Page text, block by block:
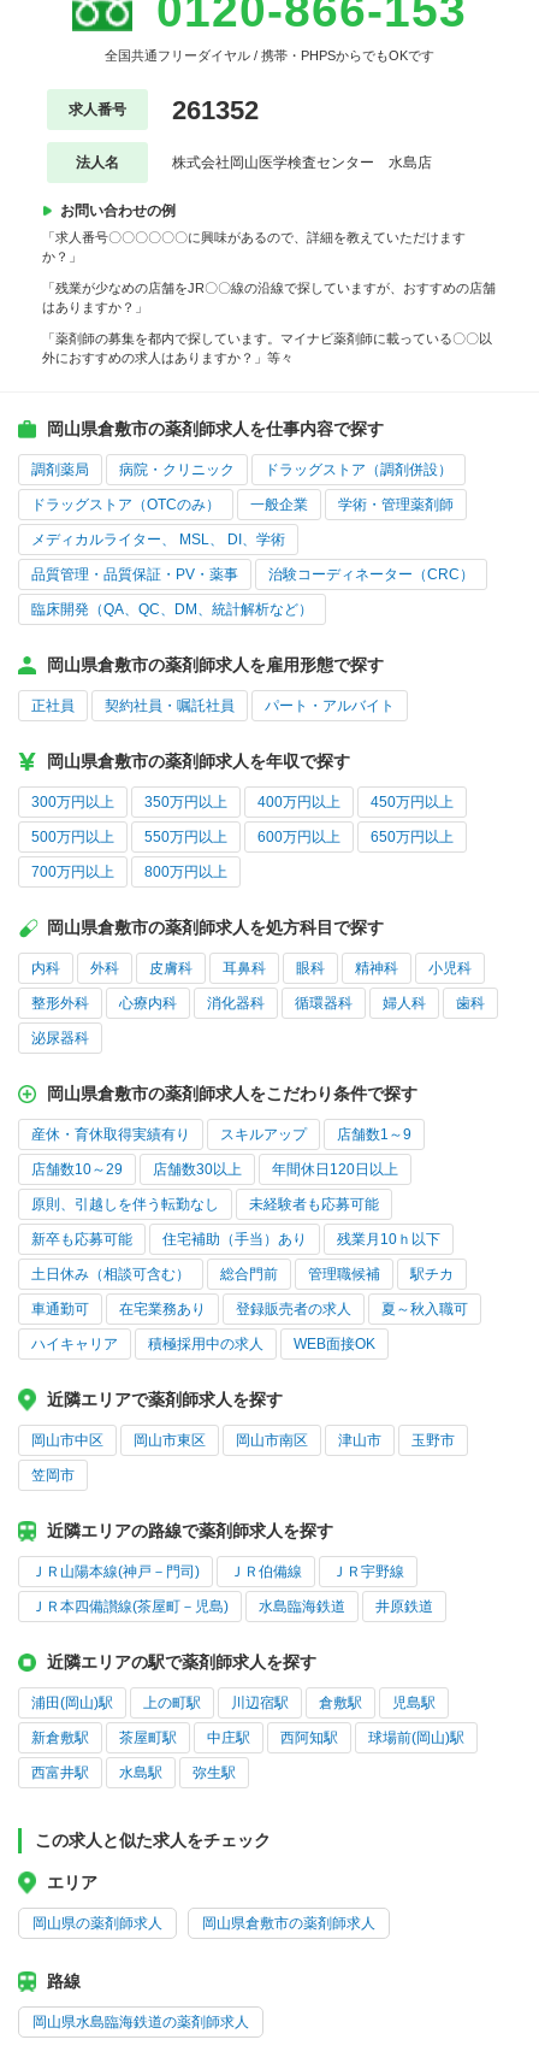
0120-866-153
全国共通フリーダイヤル / 携帯・PHPSからでもOKです
求人番号 261352
法人名 株式会社岡山医学検査センター 水島店
お問い合わせの例
「求人番号〇〇〇〇〇〇に興味があるので、詳細を教えていただけます
か？」
「残業が少なめの店舗をJR〇〇線の沿線で探していますが、おすすめの店舗
はありますか？」
「薬剤師の募集を都内で探しています。マイナビ薬剤師に載っている〇〇以
外におすすめの求人はありますか？」等々
岡山県倉敷市の薬剤師求人を仕事内容で探す
調剤薬局 病院・クリニック ドラッグストア（調剤併設）
ドラッグストア（OTCのみ） 一般企業 学術・管理薬剤師
メディカルライター、 MSL、 DI、学術
品質管理・品質保証・PV・薬事 治験コーディネーター（CRC）
臨床開発（QA、QC、DM、統計解析など）
岡山県倉敷市の薬剤師求人を雇用形態で探す
正社員 契約社員・嘱託社員 パート・アルバイト
岡山県倉敷市の薬剤師求人を年収で探す
300万円以上 350万円以上 400万円以上 450万円以上
500万円以上 550万円以上 600万円以上 650万円以上
700万円以上 800万円以上
岡山県倉敷市の薬剤師求人を処方科目で探す
内科 外科 皮膚科 耳鼻科 眼科 精神科 小児科
整形外科 心療内科 消化器科 循環器科 婦人科 歯科
泌尿器科
岡山県倉敷市の薬剤師求人をこだわり条件で探す
産休・育休取得実績有り スキルアップ 店舗数1～9
店舗数10～29 店舗数30以上 年間休日120日以上
原則、引越しを伴う転勤なし 未経験者も応募可能
新卒も応募可能 住宅補助（手当）あり 残業月10ｈ以下
土日休み（相談可含む） 総合門前 管理職候補 駅チカ
車通勤可 在宅業務あり 登録販売者の求人 夏～秋入職可
ハイキャリア 積極採用中の求人 WEB面接OK
近隣エリアで薬剤師求人を探す
岡山市中区 岡山市東区 岡山市南区 津山市 玉野市
笠岡市
近隣エリアの路線で薬剤師求人を探す
ＪＲ山陽本線(神戸－門司) ＪＲ伯備線 ＪＲ宇野線
ＪＲ本四備讃線(茶屋町－児島) 水島臨海鉄道 井原鉄道
近隣エリアの駅で薬剤師求人を探す
浦田(岡山)駅 上の町駅 川辺宿駅 倉敷駅 児島駅
新倉敷駅 茶屋町駅 中庄駅 西阿知駅 球場前(岡山)駅
西富井駅 水島駅 弥生駅
この求人と似た求人をチェック
エリア
岡山県の薬剤師求人 岡山県倉敷市の薬剤師求人
路線
岡山県水島臨海鉄道の薬剤師求人